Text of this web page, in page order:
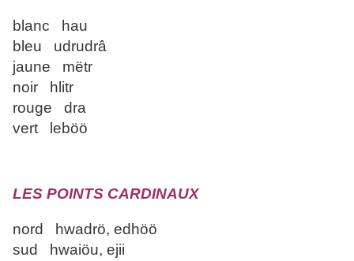
blanc hau
bleu udrudrâ
jaune mëtr
noir hlitr
rouge dra
vert leböö
LES POINTS CARDINAUX
nord hwadrö, edhöö
sud hwaiöu, ejii